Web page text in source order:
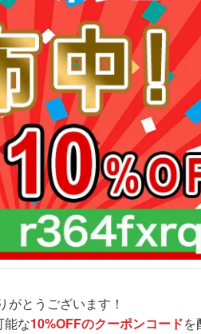
とうございます！
能な10%OFFのクーポンコードを